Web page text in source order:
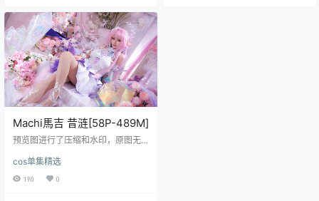
加起来近600兆，每张都看得出是精
挑细压的，不糊弄人。今天就不按
老规矩一个个拉目录了，我挑了三
四个特别有意思的跟大家唠唠。 先
说Machi馬吉这套。封…
Machi馬吉 昔涟[58P-489M]
预览图进行了压缩和水印，原图无
i馬吉的昔涟套图来啦，每张都甜到
心里去！ 姐妹们！今天一打开后
台，差点没被新资源给美晕过去！
cos单集精选
190 0